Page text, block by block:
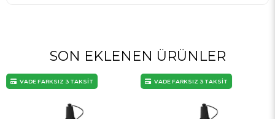
SON EKLENEN ÜRÜNLER
VADE FARKSIZ 3 TAKSİT VADE FARKSIZ 3 TAKSİT